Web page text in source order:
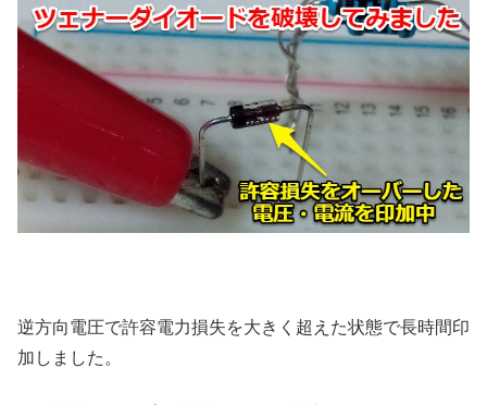
逆方向電圧で許容電力損失を大きく超えた状態で長時間印
加しました。